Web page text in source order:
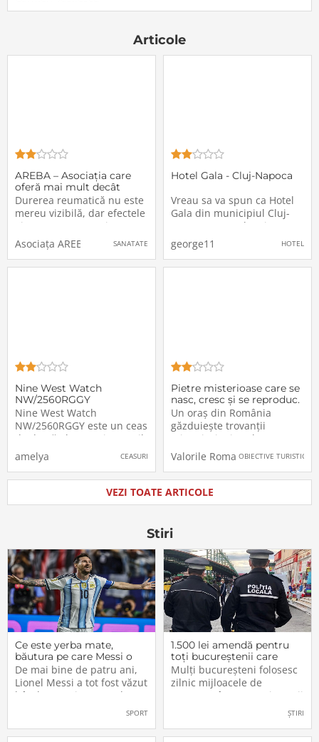
Articole
AREBA – Asociația care
oferă mai mult decât
terapie pacienților cu
reumatism din Banat
Durerea reumatică nu este
mereu vizibilă, dar efectele
ei sunt constante și
cumulative. Pentru mii de
pacienți, lipsa accesului la
recuperare, informare
Asociața AREBA SANATATE
Hotel Gala - Cluj-Napoca
Vreau sa va spun ca Hotel
Gala din municipiul Cluj-
Napoca este cel mai
extravagant hotel, atat in
interior, cat si in exterior,
unde am beneficiat de o
george11 HOTEL
Nine West Watch
NW/2560RGGY
Nine West Watch
NW/2560RGGY este un ceas
de damă elegant și versatil,
creat pentru a adăuga un
plus de rafinament oricărei
ținute. Cu un design
modern și funcționalități de
înaltă calitate, acest ceas
amelya CEASURI
Pietre misterioase care se
nasc, cresc și se reproduc.
Sunt vii?
Un oraș din România
găzduiește trovanții
misterioși, pietrele care se
comportă ca și cum ar fi
ființe viiÎn Costești, oraș din
România, din Europa de
Est, există un tip unic de
piatră care a atras atenția
Valorile RomanieiOBIECTIVE TURISTICE
VEZI TOATE ARTICOLE
Stiri
Ce este yerba mate,
băutura pe care Messi o
bea înainte de meciurile
din Campionatul Mondial
2026
De mai bine de patru ani,
Lionel Messi a tot fost văzut
bând un ceai extrem de
popular în Argentina. Este
plantă tradițională sud-
SPORT
1.500 lei amendă pentru
toți bucureștenii care
refuză să facă acest lucru
acum, în 2026.
Mulți bucureșteni folosesc
zilnic mijloacele de
transport în comun, iar unii
dintre ei călătoresc adesea
cu autobuzul sau tramvaiul
fără a plăti un bilet. Iar în
ȘTIRI